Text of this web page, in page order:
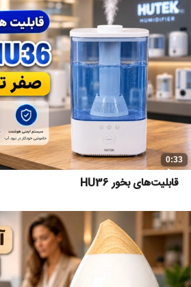
0:33
قابلیت‌های بخور HU36